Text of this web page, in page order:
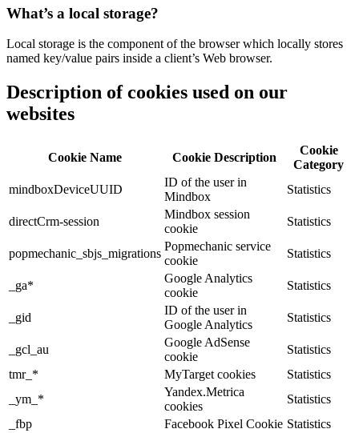
What’s a local storage?
Local storage is the component of the browser which locally stores
named key/value pairs inside a client’s Web browser.
Description of cookies used on our
websites
Cookie Name Cookie Description
Cookie
Category
mindboxDeviceUUID
ID of the user in
Mindbox
Statistics
directCrm-session
Mindbox session
cookie
Statistics
popmechanic_sbjs_migrations
Popmechanic service
cookie
Statistics
_ga*
Google Analytics
cookie
Statistics
_gid
ID of the user in
Google Analytics
Statistics
_gcl_au
Google AdSense
cookie
Statistics
tmr_*
MyTarget cookies
Statistics
_ym_*
Yandex.Metrica
cookies
Statistics
_fbp
Facebook Pixel Cookie Statistics